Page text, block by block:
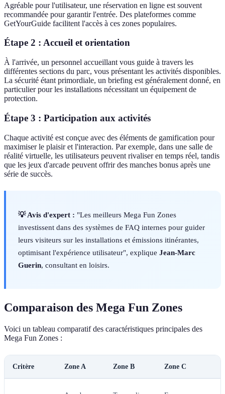
Agréable pour l'utilisateur, une réservation en ligne est souvent
recommandée pour garantir l'entrée. Des plateformes comme
GetYourGuide facilitent l'accès à ces zones populaires.
Étape 2 : Accueil et orientation
À l'arrivée, un personnel accueillant vous guide à travers les
différentes sections du parc, vous présentant les activités disponibles.
La sécurité étant primordiale, un briefing est généralement donné, en
particulier pour les installations nécessitant un équipement de
protection.
Étape 3 : Participation aux activités
Chaque activité est conçue avec des éléments de gamification pour
maximiser le plaisir et l'interaction. Par exemple, dans une salle de
réalité virtuelle, les utilisateurs peuvent rivaliser en temps réel, tandis
que les jeux d'arcade peuvent offrir des manches bonus après une
série de succès.
💡 Avis d'expert : "Les meilleurs Mega Fun Zones
investissent dans des systèmes de FAQ internes pour guider
leurs visiteurs sur les installations et émissions itinérantes,
optimisant l'expérience utilisateur", explique Jean-Marc
Guerin, consultant en loisirs.
Comparaison des Mega Fun Zones
Voici un tableau comparatif des caractéristiques principales des
Mega Fun Zones :
Critère Zone A Zone B Zone C